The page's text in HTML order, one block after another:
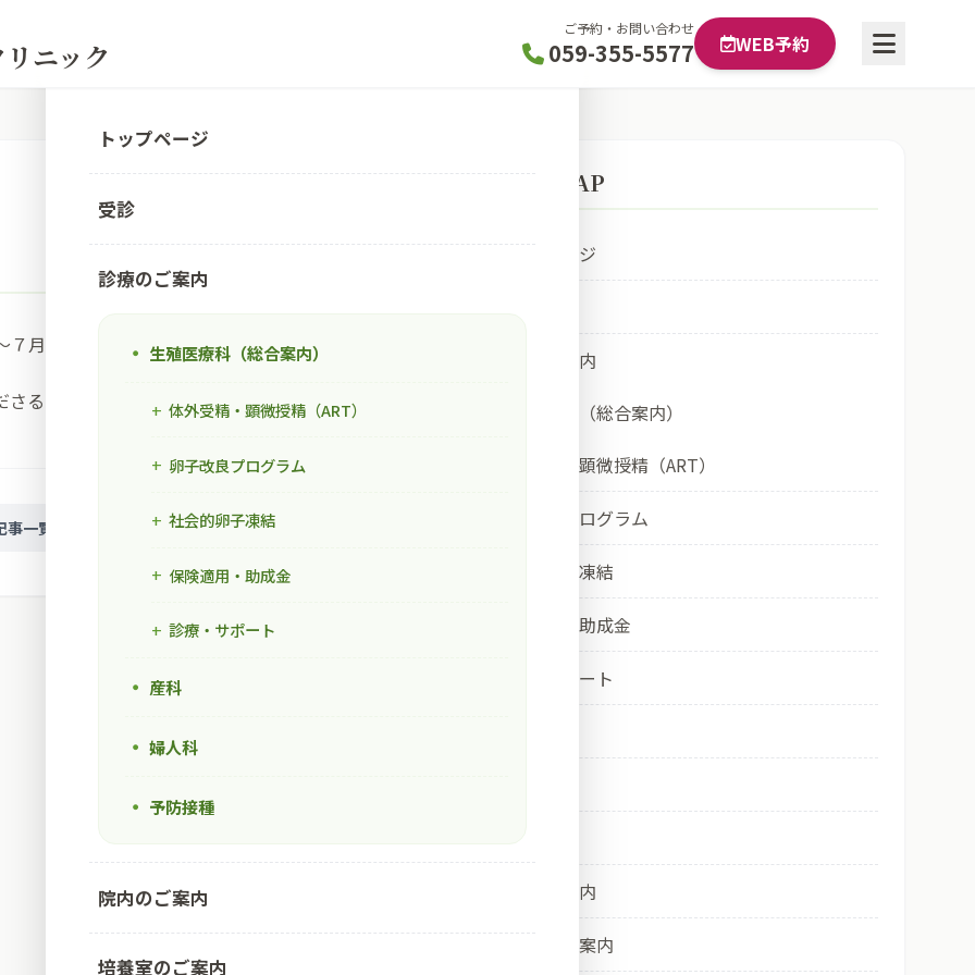
ニック
ご予約・お問い合わせ
059-355-5577 WEB予約
トップページ
受診
診療のご案内
生殖医療科（総合案内）
体外受精・顕微授精（ART）
卵子改良プログラム
社会的卵子凍結
保険適用・助成金
診療・サポート
産科
婦人科
予防接種
院内のご案内
培養室のご案内
月21日（金）を全日休診とさせていただきます。
るようお願いします。
事一覧
SITE MAP
トップページ
診療のご案内
生殖医療科（総合案内）
体外受精・顕微授精（ART）
卵子改良プログラム
社会的卵子凍結
保険適用・助成金
診療・サポート
院内のご案内
培養室のご案内